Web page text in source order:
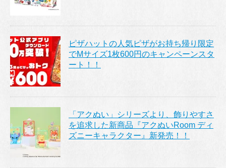
ピザハットの人気ピザがお持ち帰り限定
でMサイズ1枚600円のキャンペーンスタ
ート！！
「アクぬい」シリーズより、飾りやすさ
を追求した新商品『アクぬいRoom ディ
ズニーキャラクター』新発売！！